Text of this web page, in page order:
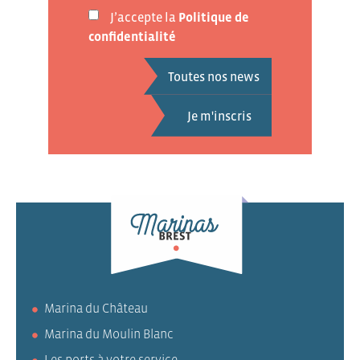
J’accepte la Politique de
confidentialité
Toutes nos news
Marina du Château
Marina du Moulin Blanc